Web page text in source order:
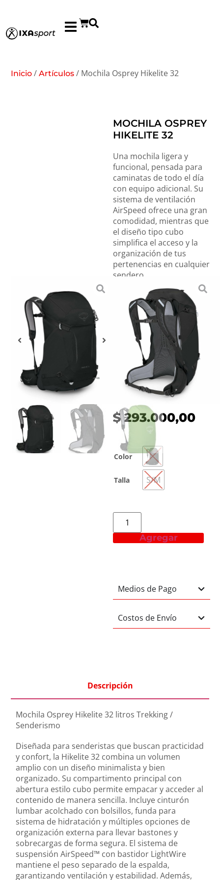
Inicio /Artículos / Mochila Osprey Hikelite 32
MOCHILA OSPREY
HIKELITE 32
Una mochila ligera y
funcional, pensada para
caminatas de todo el día
con equipo adicional. Su
sistema de ventilación
AirSpeed ofrece una gran
comodidad, mientras que
el diseño tipo cubo
simplifica el acceso y la
organización de tus
pertenencias en cualquier
sendero
Marca:
OSPREY
Confeccionada con
tecnología:
AIRSPEED
$293.000,00
Color
Talla S/M
Agregar
Medios de Pago
Costos de Envío
Descripción
Mochila Osprey Hikelite 32 litros Trekking /
Senderismo
Diseñada para senderistas que buscan practicidad
y confort, la Hikelite 32 combina un volumen
amplio con un diseño minimalista y bien
organizado. Su compartimento principal con
abertura estilo cubo permite empacar y acceder al
contenido de manera sencilla. Incluye cinturón
lumbar acolchado con bolsillos, funda para
sistema de hidratación y múltiples opciones de
organización externa para llevar bastones y
sobrecargas de forma segura. El sistema de
suspensión AirSpeed™ con bastidor LightWire
mantiene el peso separado de la espalda,
garantizando ventilación y estabilidad. Además,